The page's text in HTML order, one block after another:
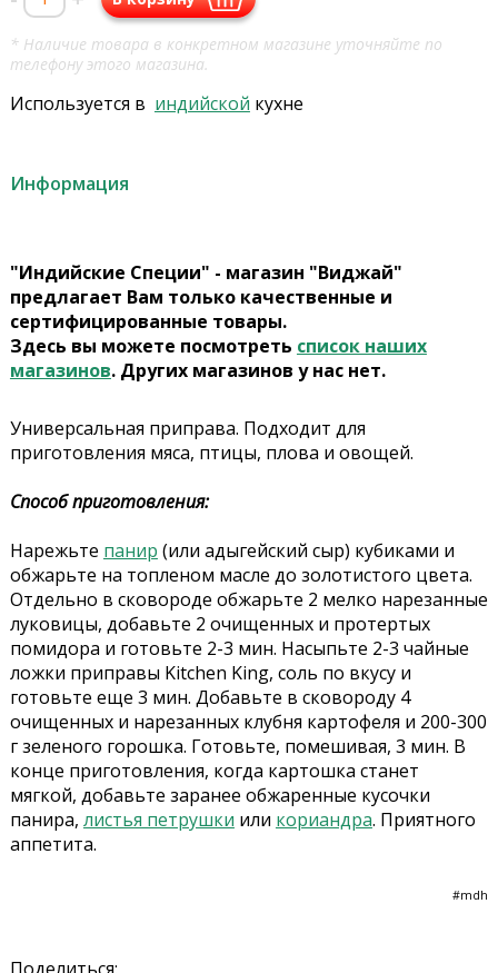
* Наличие товара в конкретном магазине уточняйте по
телефону этого магазина.
Используется в индийской кухне
Информация
"Индийские Специи" - магазин "Виджай"
предлагает Вам только качественные и
сертифицированные товары.
Здесь вы можете посмотреть список наших
магазинов. Других магазинов у нас нет.
Универсальная приправа. Подходит для
приготовления мяса, птицы, плова и овощей.
Способ приготовления:
Нарежьте панир (или адыгейский сыр) кубиками и
обжарьте на топленом масле до золотистого цвета.
Отдельно в сковороде обжарьте 2 мелко нарезанные
луковицы, добавьте 2 очищенных и протертых
помидора и готовьте 2-3 мин. Насыпьте 2-3 чайные
ложки приправы Kitchen King, соль по вкусу и
готовьте еще 3 мин. Добавьте в сковороду 4
очищенных и нарезанных клубня картофеля и 200-300
г зеленого горошка. Готовьте, помешивая, 3 мин. В
конце приготовления, когда картошка станет
мягкой, добавьте заранее обжаренные кусочки
панира, листья петрушки или кориандра. Приятного
аппетита.
#mdh